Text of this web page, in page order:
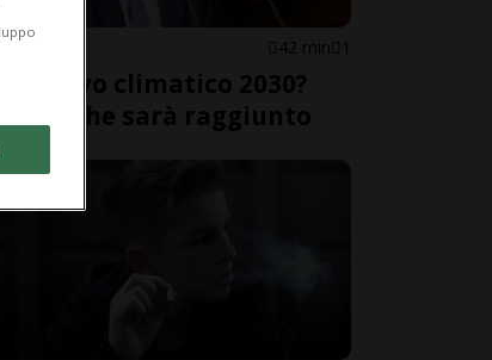
42 min 1
climatico 2030?
che sarà raggiunto